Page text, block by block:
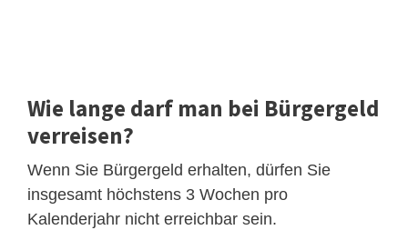
Wie lange darf man bei Bürgergeld
verreisen?
Wenn Sie Bürgergeld erhalten, dürfen Sie
insgesamt höchstens 3 Wochen pro
Kalenderjahr nicht erreichbar sein.